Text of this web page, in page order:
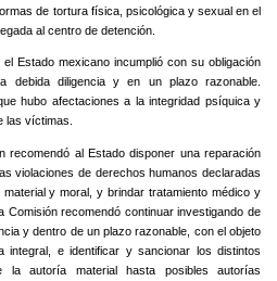
de tortura física, psicológica y sexual en el
al centro de detención.
el Estado mexicano incumplió con su obligación
debida diligencia y en un plazo razonable.
hubo afectaciones a la integridad psíquica y
las víctimas.
recomendó al Estado disponer una reparación
violaciones de derechos humanos declaradas
y moral, y brindar tratamiento médico y
Comisión recomendó continuar investigando de
y dentro de un plazo razonable, con el objeto
e identificar y sancionar los distintos
la autoría material hasta posibles autorías